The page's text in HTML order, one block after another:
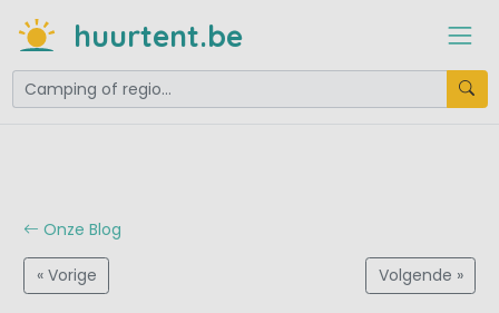
huurtent.be
Onze Blog
« Vorige Volgende »